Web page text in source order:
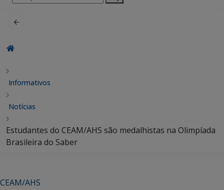
por:
Informativos
Notícias
Estudantes do CEAM/AHS são medalhistas na Olimpíada
Brasileira do Saber
CEAM/AHS